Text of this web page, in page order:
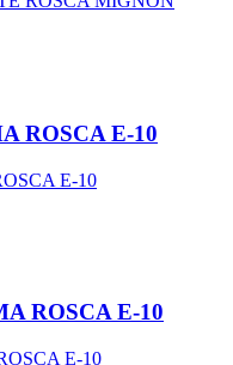
ROSCA E-10
ROSCA E-10